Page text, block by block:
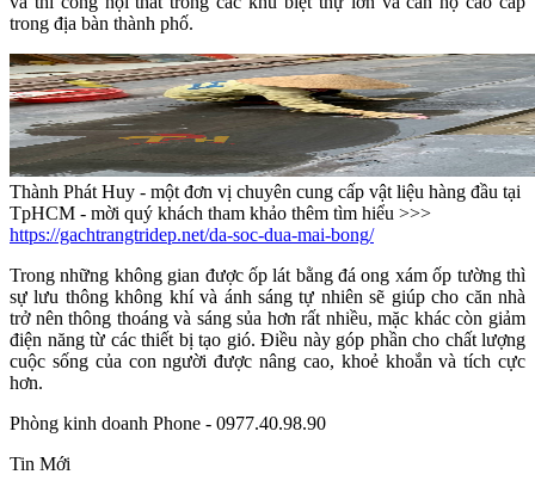
trong địa bàn thành phố.
Thành Phát Huy - một đơn vị chuyên cung cấp vật liệu hàng đầu tại
TpHCM - mời quý khách tham khảo thêm tìm hiểu >>>
https://gachtrangtridep.net/da-soc-dua-mai-bong/
Trong những không gian được ốp lát bằng đá ong xám ốp tường thì
sự lưu thông không khí và ánh sáng tự nhiên sẽ giúp cho căn nhà
trở nên thông thoáng và sáng sủa hơn rất nhiều, mặc khác còn giảm
điện năng từ các thiết bị tạo gió. Điều này góp phần cho chất lượng
cuộc sống của con người được nâng cao, khoẻ khoắn và tích cực
hơn.
Phòng kinh doanh Phone - 0977.40.98.90
Tin Mới